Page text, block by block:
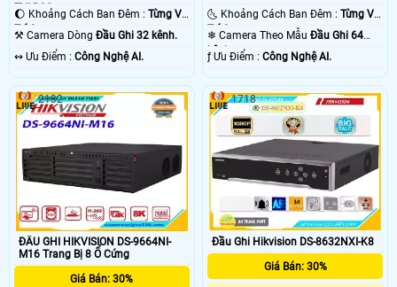
TVI BCS.
🌔 Khoảng Cách Ban Đêm : Từng Vị
Trí Camera .
⚒ Camera Dòng Đầu Ghi 32 kênh.
️↭ Ưu Điểm : Công Nghệ AI.
🌜 Khoảng Cách Ban Đêm :Từng Vị
Trí Camera .
❄ Camera Theo MẫuĐầu Ghi 64
kênh.
️ƒ Ưu Điểm :Công Nghệ AI.
ĐẦU GHI HIKVISION DS-9664NI-
M16 Trang Bị 8 Ổ Cứng
Giá Bán: 30%
2132
Đầu Ghi Hikvision DS-8632NXI-K8
Giá Bán: 30%
1718